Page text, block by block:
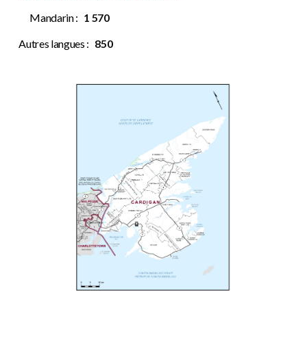
Mandarin : 1 570
Autres langues : 850